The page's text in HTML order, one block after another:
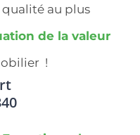
au plus
de la valeur
!